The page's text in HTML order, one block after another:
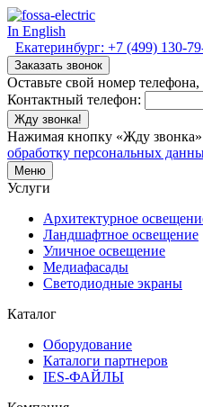
In English
Екатеринбург: +7 (499) 130-
Заказать звонок
Оставьте свой номер
Контактный телефон:
Жду звонка!
Нажимая кнопку «Жду звонка»
обработку персональных
Меню
Услуги
Архитектурное
Ландшафтное освещение
Уличное освещение
Медиафасады
Светодиодные экраны
Каталог
Оборудование
Каталоги партнеров
IES-ФАЙЛЫ